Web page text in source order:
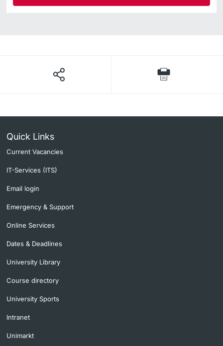
Quick Links
Current Vacancies
IT-Services (ITS)
Email login
Emergency & Support
Online Services
Dates & Deadlines
University Library
Course directory
University Sports
Intranet
Unimarkt